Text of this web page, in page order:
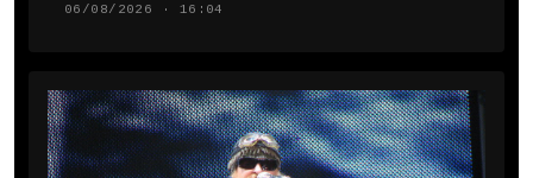
06/08/2026 · 16:04